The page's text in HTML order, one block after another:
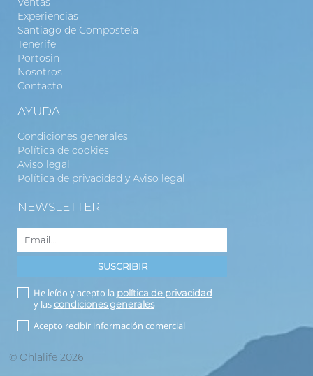
Experiencias
Santiago de Compostela
Tenerife
Portosin
Nosotros
Contacto
AYUDA
Condiciones generales
Política de cookies
Aviso legal
Política de privacidad y Aviso legal
NEWSLETTER
He leído y acepto la política de privacidad
y lascondiciones generales
Acepto recibir información comercial
© Ohlalife 2026